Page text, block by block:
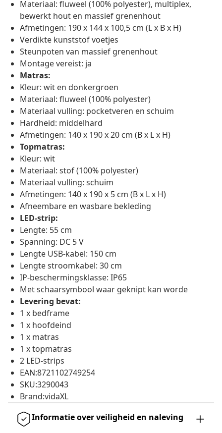
Materiaal: fluweel (100% polyester), multiplex,
bewerkt hout en massief grenenhout
Afmetingen: 190 x 144 x 100,5 cm (L x B x H)
Verdikte kunststof voetjes
Steunpoten van massief grenenhout
Montage vereist: ja
Matras:
Kleur: wit en donkergroen
Materiaal: fluweel (100% polyester)
Materiaal vulling: pocketveren en schuim
Hardheid: middelhard
Afmetingen: 140 x 190 x 20 cm (B x L x H)
Topmatras:
Kleur: wit
Materiaal: stof (100% polyester)
Materiaal vulling: schuim
Afmetingen: 140 x 190 x 5 cm (B x L x H)
Afneembare en wasbare bekleding
LED-strip:
Lengte: 55 cm
Spanning: DC 5 V
Lengte USB-kabel: 150 cm
Lengte stroomkabel: 30 cm
IP-beschermingsklasse: IP65
Met schaarsymbool waar geknipt kan worde
Levering bevat:
1 x bedframe
1 x hoofdeind
1 x matras
1 x topmatras
2 LED-strips
EAN:8721102749254
SKU:3290043
Brand:vidaXL
Informatie over veiligheid en naleving